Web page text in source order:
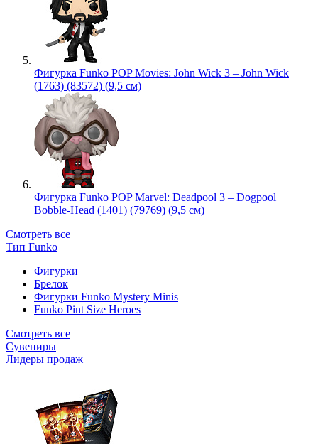
Фигурка Funko POP Movies: John Wick 3 – John Wick
(1763) (83572) (9,5 см)
Фигурка Funko POP Marvel: Deadpool 3 – Dogpool
Bobble-Head (1401) (79769) (9,5 см)
Смотреть все
Тип Funko
Фигурки
Брелок
Фигурки Funko Mystery Minis
Funko Pint Size Heroes
Смотреть все
Сувениры
Лидеры продаж